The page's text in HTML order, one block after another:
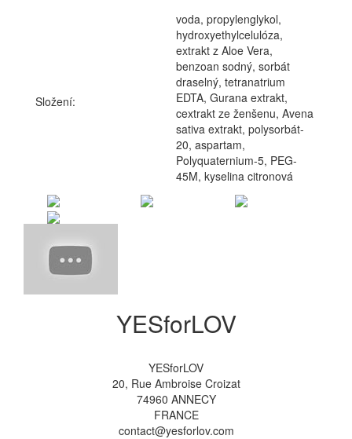
Složení:
voda, propylenglykol,
hydroxyethylcelulóza,
extrakt z Aloe Vera,
benzoan sodný, sorbát
draselný, tetranatrium
EDTA, Gurana extrakt,
cextrakt ze ženšenu, Avena
sativa extrakt, polysorbát-
20, aspartam,
Polyquaternium-5, PEG-
45M, kyselina citronová
YESforLOV
YESforLOV
20, Rue Ambroise Croizat
74960 ANNECY
FRANCE
contact@yesforlov.com